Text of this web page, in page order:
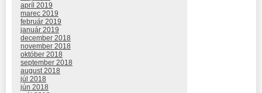
apríl 2019
marec 2019
február 2019
január 2019
december 2018
november 2018
október 2018
september 2018
august 2018
júl 2018
jún 2018